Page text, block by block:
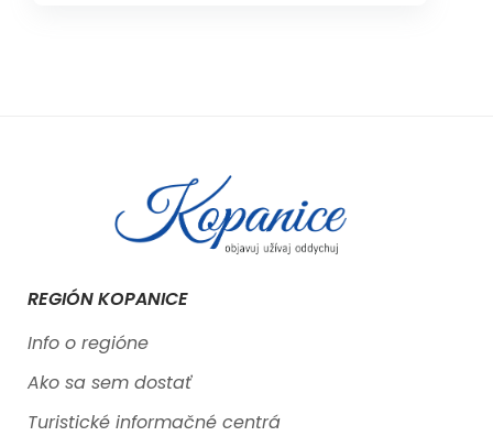
REGIÓN KOPANICE
Info o regióne
Ako sa sem dostať
Turistické informačné centrá